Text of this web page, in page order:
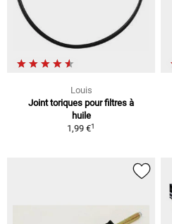
Louis
Joint toriques pour filtres à
huile
1,99 €1